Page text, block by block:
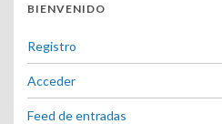
BIENVENIDO
Registro
Acceder
Feed de entradas